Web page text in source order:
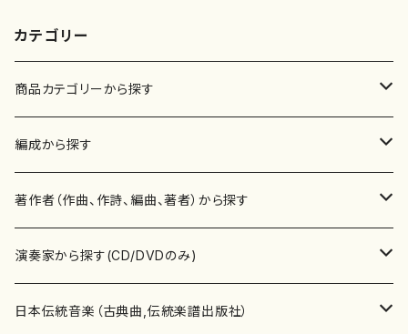
カテゴリー
商品カテゴリーから探す
楽譜
書籍
書籍
テキストブック
CD・DVD
チケット
編成から探す
邦楽器
箏・琴（ソロ）
箏・琴（合奏）
合唱
混声合唱
歌・声
著作者（作曲、作詩、編曲、著者）から探す
あ行
青木省三(アオキ ショウゾウ)
か行
演奏家から探す(CD/DVDのみ)
邦楽（箏、三味線、尺八等）演奏家
日本伝統音楽（古典曲,伝統楽譜出版社）